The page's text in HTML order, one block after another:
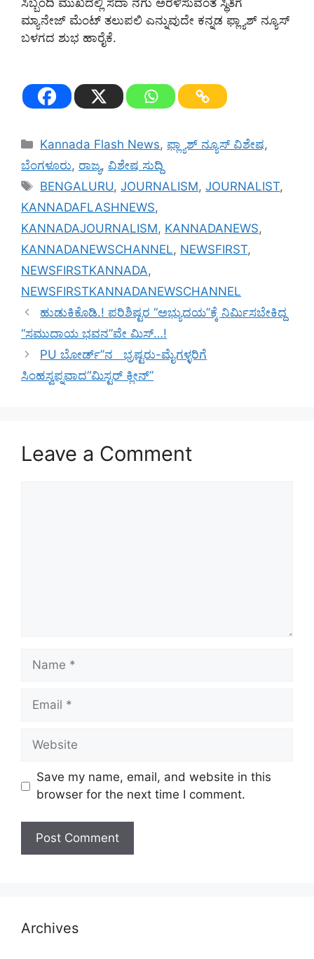
ಮ್ಯಾನೇಜ್‌ ಮೆಂಟ್‌ ತಲುಪಲಿ ಎನ್ನುವುದೇ ಕನ್ನಡ ಫ್ಲ್ಯಾಶ್‌ ನ್ಯೂಸ್‌
ಬಳಗದ ಶುಭ ಹಾರೈಕೆ.
Categories
Kannada Flash News, ಫ್ಲ್ಯಾಶ್ ನ್ಯೂಸ್ ವಿಶೇಷ,
ಬೆಂಗಳೂರು, ರಾಜ್ಯ, ವಿಶೇಷ ಸುದ್ದಿ
Tags
BENGALURU,JOURNALISM,JOURNALIST,
KANNADAFLASHNEWS,
KANNADAJOURNALISM, KANNADANEWS,
KANNADANEWSCHANNEL, NEWSFIRST,
NEWSFIRSTKANNADA,
NEWSFIRSTKANNADANEWSCHANNEL
ಹುಡುಕಿಕೊಡಿ.! ಪರಿಶಿಷ್ಟರ “ಅಭ್ಯುದಯ”ಕ್ಕೆ ನಿರ್ಮಿಸಬೇಕಿದ್ದ
“ಸಮುದಾಯ ಭವನ”ವೇ ಮಿಸ್…!
PU ಬೋರ್ಡ್”ನ ಭ್ರಷ್ಟರು-ಮೈಗಳ್ಳರಿಗೆ
ಸಿಂಹಸ್ವಪ್ನವಾದ“ಮಿಸ್ಟರ್ ಕ್ಲೀನ್”
Leave a Comment
Name
Email
Website
Save my name, email, and website in this
browser for the next time I comment.
Archives